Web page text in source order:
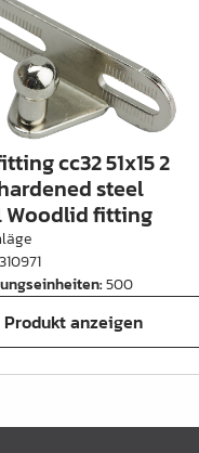
cc32 51x15 2
steel
Woodlid fitting
310971
:500
Produkt anzeigen